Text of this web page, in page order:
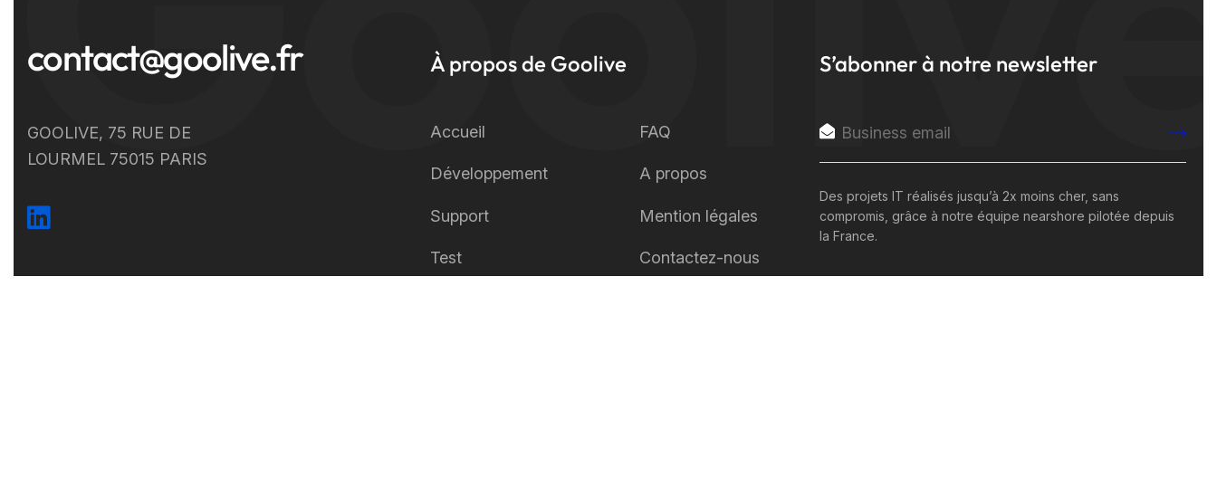
contact@goolive.fr
GOOLIVE, 75 RUE DE
LOURMEL 75015 PARIS
À propos de Goolive
Accueil
Développement
Support
Test
FAQ
A propos
Mention légales
Contactez-nous
S’abonner à notre newsletter
Des projets IT réalisés jusqu’à 2x moins cher, sans
compromis, grâce à notre équipe nearshore pilotée depuis
la France.